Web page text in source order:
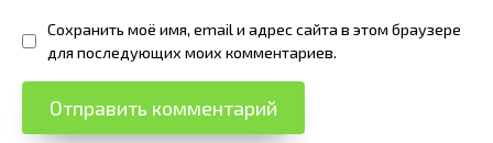
Сохранить моё имя, email и адрес сайта в этом браузере
для последующих моих комментариев.